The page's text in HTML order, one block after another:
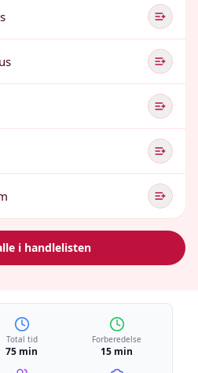
i handlelisten
Total tid
75 min
Forberedelse
15 min